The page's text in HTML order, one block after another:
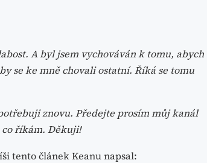
A byl jsem vychováván k tomu, abych
se ke mně chovali ostatní. Říká se tomu
znovu. Předejte prosím můj kanál
co říkám. Děkuji!
tento článek Keanu napsal: